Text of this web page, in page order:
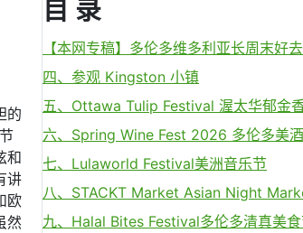
目 录
【本网专稿】多伦多维多利亚长周末
四、参观 Kingston 小镇
五、Ottawa Tulip Festival 渥太华郁金
六、Spring Wine Fest 2026 多伦多美
七、Lulaworld Festival美洲音乐节
八、STACKT Market Asian Night
九、Halal Bites Festival多伦多清真美
的
和
讲
欧
然